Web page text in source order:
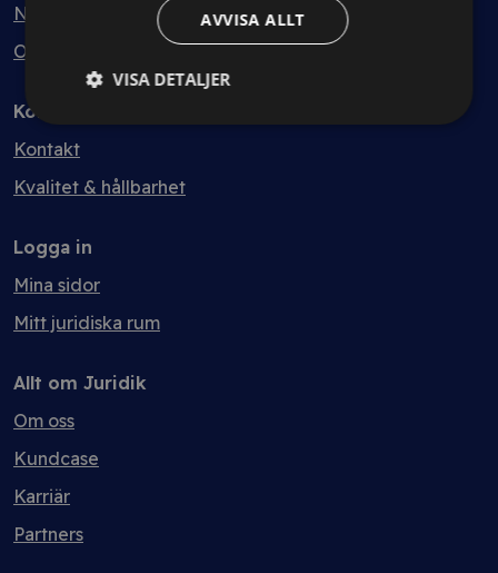
Nyheter
Ordlista
Kontakt
Kontakt
Kvalitet & hållbarhet
Logga in
Mina sidor
Mitt juridiska rum
Allt om Juridik
Om oss
Kundcase
Karriär
Partners
AVVISA ALLT
VISA DETALJER